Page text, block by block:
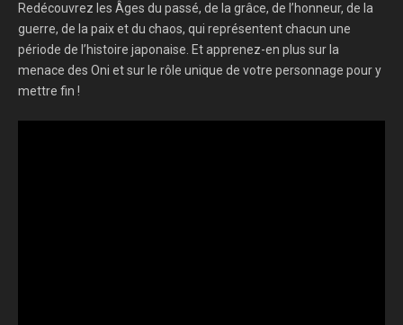
Redécouvrez les Âges du passé, de la grâce, de l’honneur, de la
guerre, de la paix et du chaos, qui représentent chacun une
période de l’histoire japonaise. Et apprenez-en plus sur la
menace des Oni et sur le rôle unique de votre personnage pour y
mettre fin !